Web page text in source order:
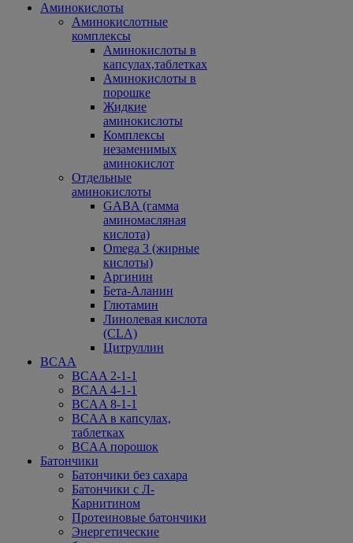
Аминокислоты
Аминокислотные
комплексы
Аминокислоты в
капсулах,таблетках
Аминокислоты в
порошке
Жидкие
аминокислоты
Комплексы
незаменимых
аминокислот
Отдельные
аминокислоты
GABA (гамма
аминомасляная
кислота)
Omega 3 (жирные
кислоты)
Аргинин
Бета-Аланин
Глютамин
Линолевая кислота
(CLA)
Цитруллин
BCAA
BCAA 2-1-1
BCAA 4-1-1
BCAA 8-1-1
BCAA в капсулах,
таблетках
BCAA порошок
Батончики
Батончики без сахара
Батончики с Л-
Карнитином
Протеиновые батончики
Энергетические